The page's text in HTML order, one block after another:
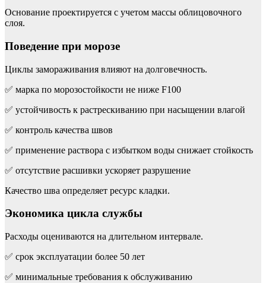
Основание проектируется с учетом массы облицовочного
слоя.
Поведение при морозе
Циклы замораживания влияют на долговечность.
✅ марка по морозостойкости не ниже F100
✅ устойчивость к растрескиванию при насыщении влагой
✅ контроль качества швов
✅ применение раствора с избытком воды снижает стойкость
✅ отсутствие расшивки ускоряет разрушение
Качество шва определяет ресурс кладки.
Экономика цикла службы
Расходы оцениваются на длительном интервале.
✅ срок эксплуатации более 50 лет
✅ минимальные требования к обслуживанию